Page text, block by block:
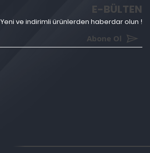
E-BÜLTEN
Yeni ve indirimli ürünlerden haberdar olun !
Abone Ol